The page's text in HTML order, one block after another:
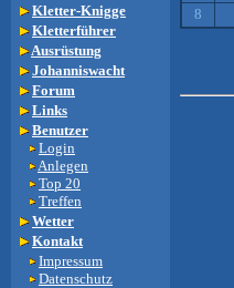
Kletter-Knigge
Kletterführer
Ausrüstung
Johanniswacht
Forum
Links
Benutzer
Login
Anlegen
Top 20
Treffen
Wetter
Kontakt
Impressum
Datenschutz
8